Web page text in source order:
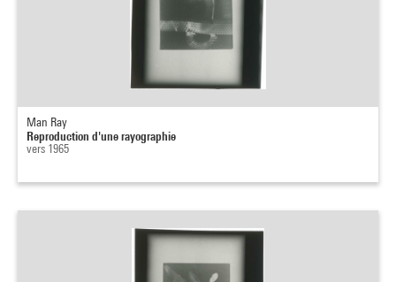
Man Ray
Reproduction d'une rayographie
vers 1965